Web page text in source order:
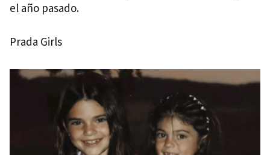
el año pasado.
Prada Girls